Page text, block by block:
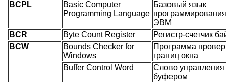
BCPL
Basic Computer
Programming Language
Базовый язык
программирования
ЭВМ
BCR
Byte Count Register
Регистр-счетчик
BCW
Bounds Checker for
Windows
Программа
границ окна
Buffer Control Word
Слово управления
буфером